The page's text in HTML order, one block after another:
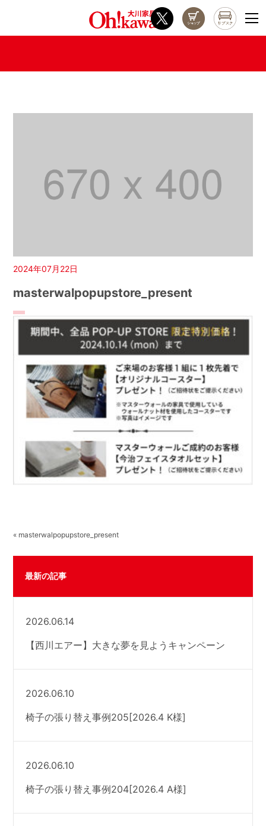
2024年07月22日
masterwalpopupstore_present
« masterwalpopupstore_present
最新の記事
2026.06.14
【西川エアー】大きな夢を見ようキャンペーン
2026.06.10
椅子の張り替え事例205[2026.4 K様]
2026.06.10
椅子の張り替え事例204[2026.4 A様]